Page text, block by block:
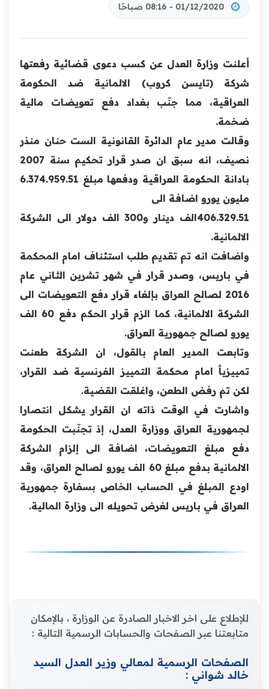
01/12/2020 - 08:16 صباحًا
أعلنت وزارة العدل عن كسب دعوى قضائية رفعتها
شركة (تايسن كروب) الالمانية ضد الحكومة
العراقية، مما جنّب بغداد دفع تعويضات مالية
ضخمة.
وقالت مدير عام الدائرة القانونية الست حنان منذر
نصيف، انه سبق ان صدر قرار تحكيم سنة 2007
بادانة الحكومة العراقية ودفعها مبلغ 6.374.959.51
مليون يورو اضافة الى
406.329.51الف دينار و300 الف دولار الى الشركة
الالمانية.
واضافت انه تم تقديم طلب استئناف امام المحكمة
في باريس، وصدر قرار في شهر تشرين الثاني عام
2016 لصالح العراق بإلغاء قرار دفع التعويضات الى
الشركة الالمانية، كما الزم قرار الحكم دفع 60 الف
يورو لصالح جمهورية العراق.
وتابعت المدير العام بالقول، ان الشركة طعنت
تمييزياً امام محكمة التمييز الفرنسية ضد القرار،
لكن تم رفض الطعن، واغلقت القضية.
واشارت في الوقت ذاته ان القرار يشكل انتصارا
لجمهورية العراق ووزارة العدل، إذ تجنّبت الحكومة
دفع مبلغ التعويضات، اضافة الى إلزام الشركة
الالمانية بدفع مبلغ 60 الف يورو لصالح العراق، وقد
اودع المبلغ في الحساب الخاص بسفارة جمهورية
العراق في باريس لغرض تحويله الى وزارة المالية.
للإطلاع على اخر الاخبار الصادرة عن الوزارة ، بالإمكان
متابعتنا عبر الصفحات والحسابات الرسمية التالية :
الصفحات الرسمية لمعالي وزير العدل السيد
خالد شواني :